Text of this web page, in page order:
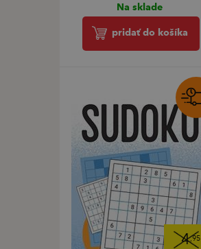
Na sklade
pridať do košíka
4,95